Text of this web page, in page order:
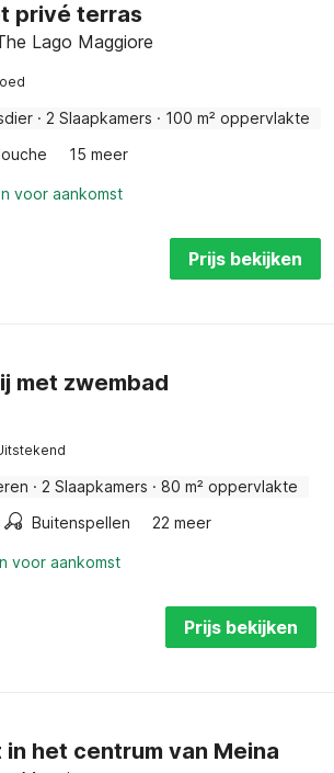
privé terras
Lago Maggiore
· 2 Slaapkamers · 100 m² oppervlakte
15 meer
voor aankomst
Prijs bekijken
met zwembad
· 2 Slaapkamers · 80 m² oppervlakte
Buitenspellen 22 meer
voor aankomst
Prijs bekijken
het centrum van Meina